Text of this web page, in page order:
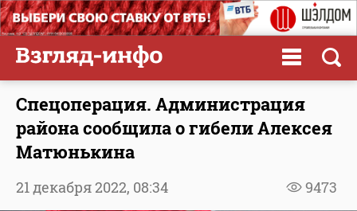
Спецоперация. Администрация
района сообщила о гибели Алексея
Матюнькина
9473
21 декабря 2022, 08:34